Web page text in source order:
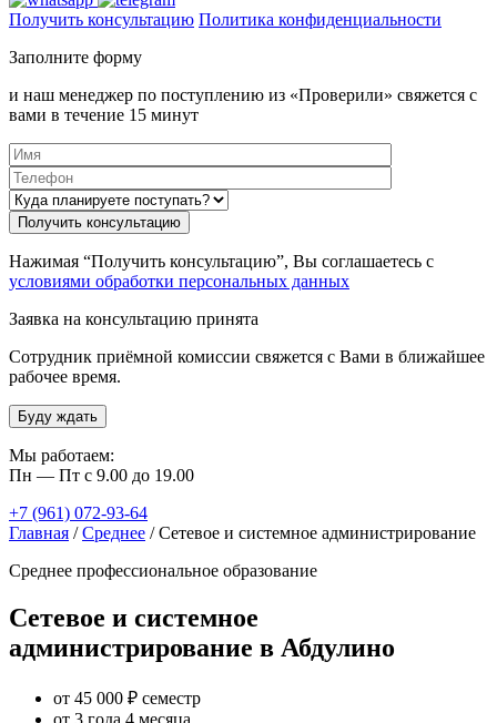
Получить консультацию Политика конфиденциальности
Заполните форму
и наш менеджер по поступлению из «Проверили» свяжется с
вами в течение 15 минут
Нажимая “Получить консультацию”, Вы соглашаетесь с
условиями обработки персональных данных
Заявка на консультацию принята
Сотрудник приёмной комиссии свяжется с Вами в ближайшее
рабочее время.
Буду ждать
Мы работаем:
Пн — Пт с 9.00 до 19.00
+7 (961) 072-93-64
Главная / Среднее / Сетевое и системное администрирование
Среднее профессиональное образование
Сетевое и системное
администрирование в Абдулино
от 45 000 ₽ семестр
от 3 года 4 месяца